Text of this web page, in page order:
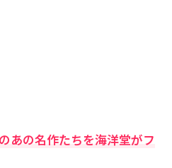
あの名作たちを海洋堂がフ